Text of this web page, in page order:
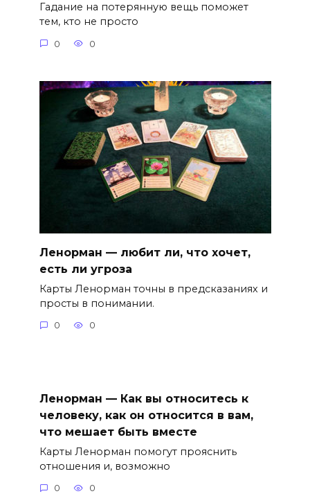
Гадание на потерянную вещь поможет
тем, кто не просто
0 0
Ленорман — любит ли, что хочет,
есть ли угроза
Карты Ленорман точны в предсказаниях и
просты в понимании.
0 0
Ленорман — Как вы относитесь к
человеку, как он относится в вам,
что мешает быть вместе
Карты Ленорман помогут прояснить
отношения и, возможно
0 0